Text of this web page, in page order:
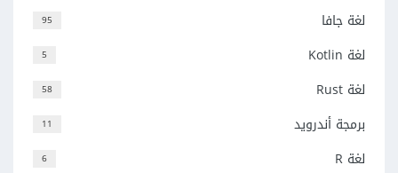
95 لغة جافا
5 لغة Kotlin
58 لغة Rust
11 برمجة أندرويد
6 لغة R